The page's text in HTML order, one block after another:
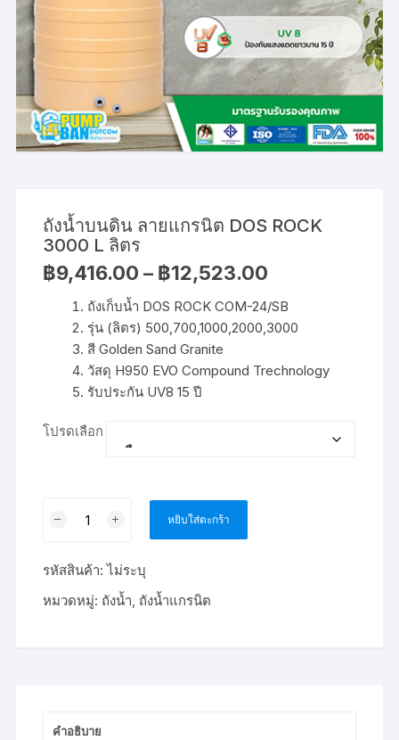
ถังน้ำบนดิน ลายแกรนิต DOS ROCK
3000 L ลิตร
฿9,416.00 – ฿12,523.00
through
฿12,523.00
ถังเก็บน้ำ DOS ROCK COM-24/SB
รุ่น (ลิตร) 500,700,1000,2000,3000
สี Golden Sand Granite
วัสดุ H950 EVO Compound Trechnology
รับประกัน UV8 15 ปี
โปรดเลือก
บน
หยิบใส่ตะกร้า
รหัสสินค้า:ไม่ระบุ
หมวดหมู่: ถังน้ำ, ถังน้ำแกรนิต
คำอธิบาย